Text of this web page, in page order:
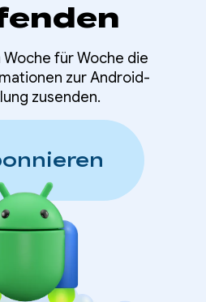
Woche für Woche die
zur Android-
zusenden.